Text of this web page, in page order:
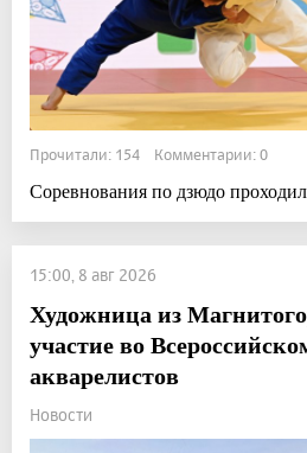
Прочитали: 154 Комментарии: 0
Соревнования по дзюдо
15:00, 8 авг 2026
Художница из
участие во
акварелистов
Новости